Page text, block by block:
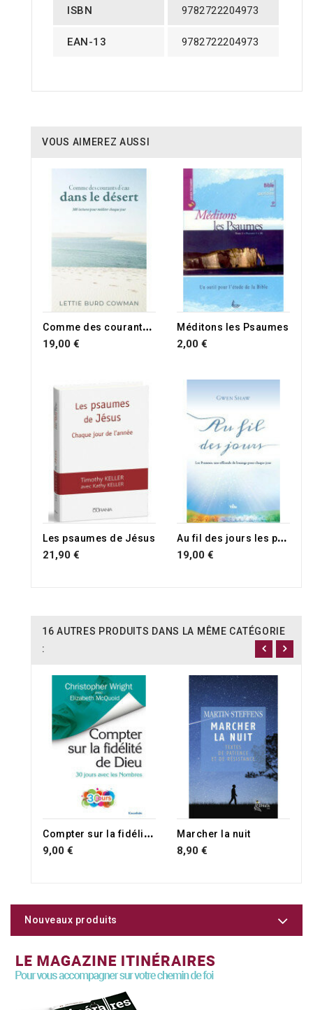
ISBN 9782722204973
EAN-13 9782722204973
VOUS AIMEREZ AUSSI
C
omme des courants d'eau dans le désert
19,00 €
Méditons les Psaumes
2,00 €
Les psaumes de Jésus
21,90 €
A
u fil des jours les psaumes
19,00 €
16 AUTRES PRODUITS DANS LA MÊME CATÉGORIE
:
C
ompter sur la fidélité de Dieu
9,00 €
Marcher la nuit
8,90 €
Nouveaux produits